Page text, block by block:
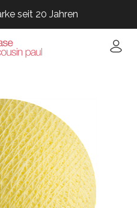
seit 20 Jahren
seit 20 Jahren
seit 20 Jahren